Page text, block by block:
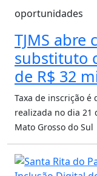
oportunidades
TJMS abre
substituto
de R$ 32
Taxa de inscrição é
realizada no dia 21
Mato Grosso do Sul